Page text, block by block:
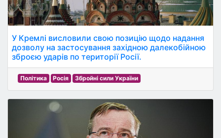
У Кремлі висловили свою позицію щодо надання
дозволу на застосування західною далекобійною
зброєю ударів по території Росії.
Політика Росія Збройні сили України